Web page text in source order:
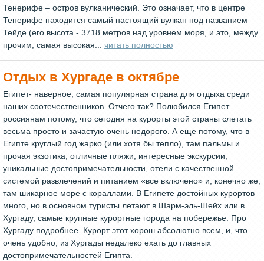
Тенерифе – остров вулканический. Это означает, что в центре
Тенерифе находится самый настоящий вулкан под названием
Тейде (его высота - 3718 метров над уровнем моря, и это, между
прочим, самая высокая... читать полностью
Отдых в Хургаде в октябре
Египет- наверное, самая популярная страна для отдыха среди
наших соотечественников. Отчего так? Полюбился Египет
россиянам потому, что сегодня на курорты этой страны слетать
весьма просто и зачастую очень недорого. А еще потому, что в
Египте круглый год жарко (или хотя бы тепло), там пальмы и
прочая экзотика, отличные пляжи, интересные экскурсии,
уникальные достопримечательности, отели с качественной
системой развлечений и питанием «все включено» и, конечно же,
там шикарное море с кораллами. В Египете достойных курортов
много, но в основном туристы летают в Шарм-эль-Шейх или в
Хургаду, самые крупные курортные города на побережье. Про
Хургаду подробнее. Курорт этот хорош абсолютно всем, и, что
очень удобно, из Хургады недалеко ехать до главных
достопримечательностей Египта.